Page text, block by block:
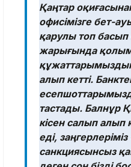
Қаңтар
офисімізге бет-
қарулы топ басып
жарығында
алып кетті.
тастады. Балнұр
кісен салып алып
еді,
санкциясынсыз